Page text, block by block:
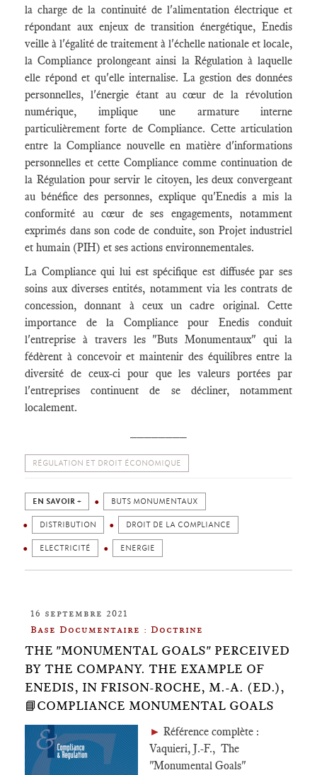
la charge de la continuité de l'alimentation électrique et
répondant aux enjeux de transition énergétique, Enedis
veille à l'égalité de traitement à l'échelle nationale et locale,
la Compliance prolongeant ainsi la Régulation à laquelle
elle répond et qu'elle internalise. La gestion des données
personnelles, l'énergie étant au cœur de la révolution
numérique, implique une armature interne
particulièrement forte de Compliance. Cette articulation
entre la Compliance nouvelle en matière d'informations
personnelles et cette Compliance comme continuation de
la Régulation pour servir le citoyen, les deux convergeant
au bénéfice des personnes, explique qu'Enedis a mis la
conformité au cœur de ses engagements, notamment
exprimés dans son code de conduite, son Projet industriel
et humain (PIH) et ses actions environnementales.
La Compliance qui lui est spécifique est diffusée par ses
soins aux diverses entités, notamment via les contrats de
concession, donnant à ceux un cadre original. Cette
importance de la Compliance pour Enedis conduit
l'entreprise à travers les "Buts Monumentaux" qui la
fédèrent à concevoir et maintenir des équilibres entre la
diversité de ceux-ci pour que les valeurs portées par
l'entreprises continuent de se décliner, notamment
localement.
RÉGULATION ET DROIT ÉCONOMIQUE
EN SAVOIR + BUTS MONUMENTAUX
DISTRIBUTION DROIT DE LA COMPLIANCE
ELECTRICITÉ ENERGIE
16 septembre 2021
Base Documentaire : Doctrine
THE "MONUMENTAL GOALS" PERCEIVED
BY THE COMPANY. THE EXAMPLE OF
ENEDIS, IN FRISON-ROCHE, M.-A. (ED.),
📘COMPLIANCE MONUMENTAL GOALS
► Référence complète :
Vaquieri, J.-F., The
"Monumental Goals"